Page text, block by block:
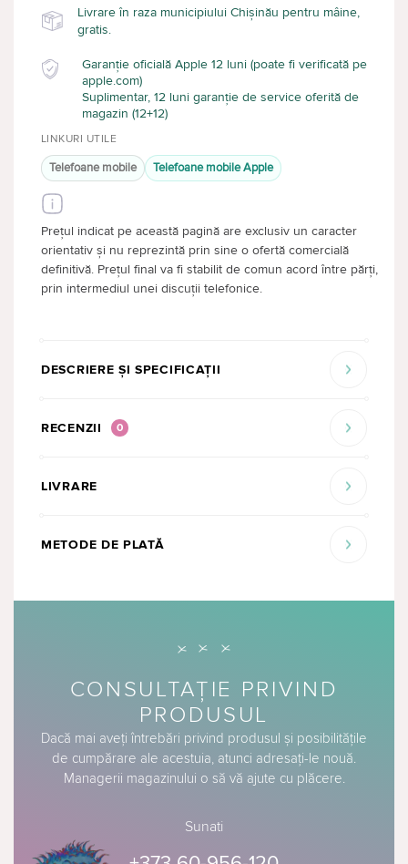
Livrare în raza municipiului Chișinău pentru mâine,
gratis.
Garanție oficială Apple 12 luni (poate fi verificată pe
apple.com)
Suplimentar, 12 luni garanție de service oferită de
magazin (12+12)
LINKURI UTILE
Telefoane mobile Telefoane mobile Apple
Prețul indicat pe această pagină are exclusiv un caracter
orientativ și nu reprezintă prin sine o ofertă comercială
definitivă. Prețul final va fi stabilit de comun acord între părți,
prin intermediul unei discuții telefonice.
DESCRIERE ȘI SPECIFICAȚII
RECENZII 0
LIVRARE
METODE DE PLATĂ
CONSULTAȚIE PRIVIND
PRODUSUL
Dacă mai aveți întrebări privind produsul și posibilitățile
de cumpărare ale acestuia, atunci adresați-le nouă.
Managerii magazinului o să vă ajute cu plăcere.
Sunati